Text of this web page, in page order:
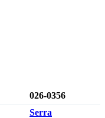
026-0356
Serra